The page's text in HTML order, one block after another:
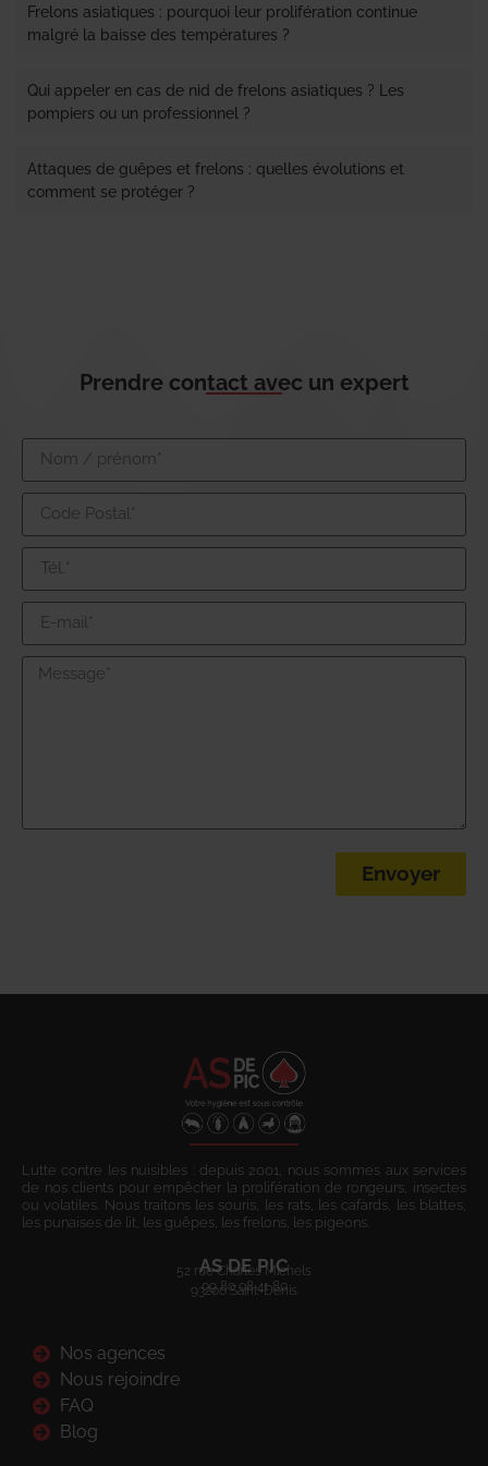
Frelons asiatiques : pourquoi leur prolifération continue
malgré la baisse des températures ?
Qui appeler en cas de nid de frelons asiatiques ? Les
pompiers ou un professionnel ?
Attaques de guêpes et frelons : quelles évolutions et
comment se protéger ?
Prendre contact avec un expert
Envoyer
Lutte contre les nuisibles : depuis 2001, nous sommes aux services
de nos clients pour empêcher la prolifération de rongeurs, insectes
ou volatiles. Nous traitons les souris, les rats, les cafards, les blattes,
les punaises de lit, les guêpes, les frelons, les pigeons.
AS DE PIC
52 rue Charles Michels
93200 Saint-Denis
09 80 08 41 80
Nos agences
Nous rejoindre
FAQ
Blog